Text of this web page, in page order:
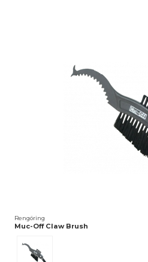
Rengöring
Muc-Off Claw Brush